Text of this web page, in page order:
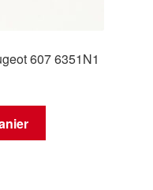
607 6351N1